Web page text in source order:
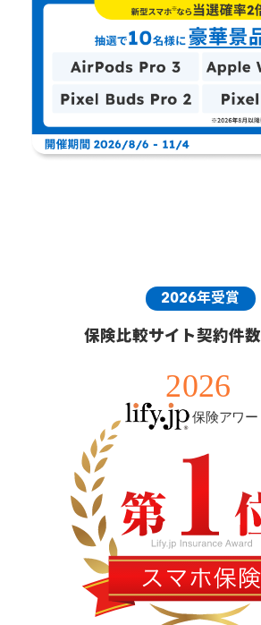
2026年受賞
保険比較サイト契約件数